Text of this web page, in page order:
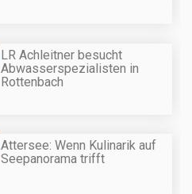
LR Achleitner besucht
Abwasserspezialisten in
Rottenbach
Attersee: Wenn Kulinarik auf
Seepanorama trifft